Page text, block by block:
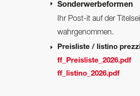
Sonderwerbeformen
Ihr Post-it auf der
wahrgenommen.
Preisliste / listino
ff_Preisliste_2026.pdf
ff_listino_2026.pdf